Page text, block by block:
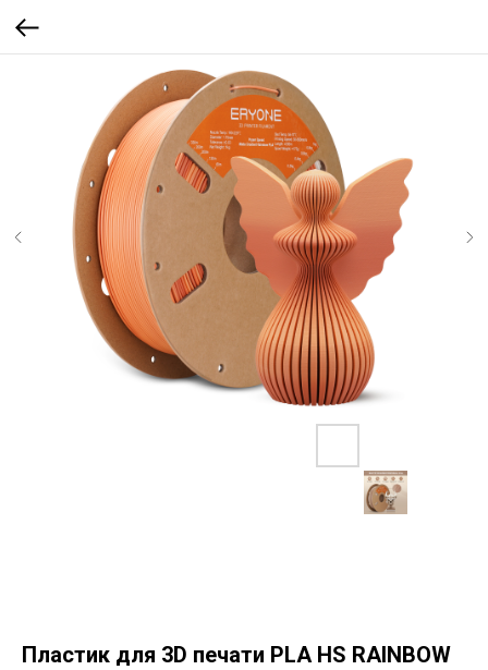
Пластик для 3D печати PLA HS RAINBOW